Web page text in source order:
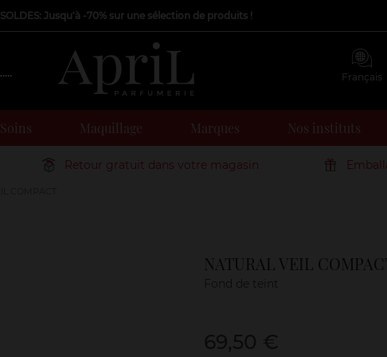
SOLDES: Jusqu'à -70% sur une sélection de produits !
Français
Soins Maquillage Marques Nos instituts
Retour gratuit dans votre magasin
NATURAL VEIL